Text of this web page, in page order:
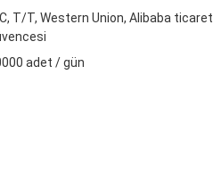
T/T, Western Union, Alibaba ticaret
adet / gün